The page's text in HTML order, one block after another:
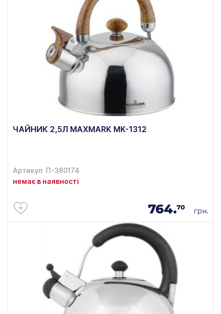
ЧАЙНИК 2,5Л MAXMARK MK-1312
Артикул: П-380174
немає в наявності
764.70 грн.